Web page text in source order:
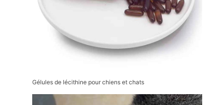
Gélules de lécithine pour chiens et chats